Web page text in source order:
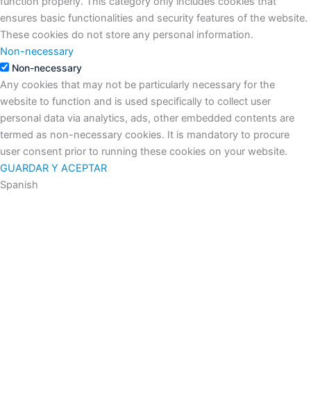
ensures basic functionalities and security features of the website.
These cookies do not store any personal information.
Non-necessary
Non-necessary
Any cookies that may not be particularly necessary for the
website to function and is used specifically to collect user
personal data via analytics, ads, other embedded contents are
termed as non-necessary cookies. It is mandatory to procure
user consent prior to running these cookies on your website.
GUARDAR Y ACEPTAR
Spanish